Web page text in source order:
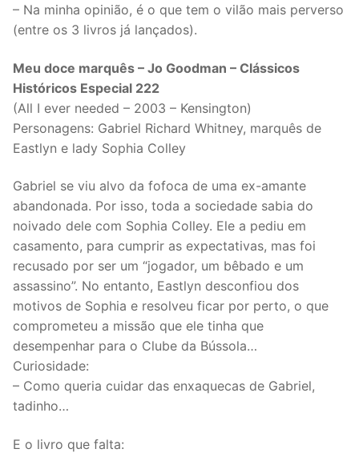
– Na minha opinião, é o que tem o vilão mais perverso
(entre os 3 livros já lançados).
Meu doce marquês – Jo Goodman – Clássicos
Históricos Especial 222
(All I ever needed – 2003 – Kensington)
Personagens: Gabriel Richard Whitney, marquês de
Eastlyn e lady Sophia Colley
Gabriel se viu alvo da fofoca de uma ex-amante
abandonada. Por isso, toda a sociedade sabia do
noivado dele com Sophia Colley. Ele a pediu em
casamento, para cumprir as expectativas, mas foi
recusado por ser um “jogador, um bêbado e um
assassino”. No entanto, Eastlyn desconfiou dos
motivos de Sophia e resolveu ficar por perto, o que
comprometeu a missão que ele tinha que
desempenhar para o Clube da Bússola…
Curiosidade:
– Como queria cuidar das enxaquecas de Gabriel,
tadinho…
E o livro que falta: